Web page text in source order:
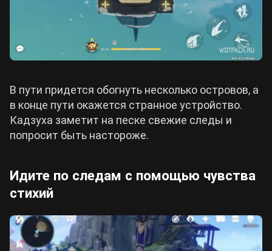
В пути придется обогнуть несколько островов, а
в конце пути окажется странное устройство.
Кадзуха заметит на песке свежие следы и
попросит быть настороже.
Идите по следам с помощью чувства
стихий